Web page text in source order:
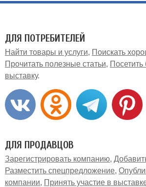
ДЛЯ ПОТРЕБИТЕЛЕЙ
Найти товары и услуги
Поискать
Прочитать полезные статьи
выставку
ДЛЯ ПРОДАВЦОВ
Зарегистрировать компанию
Разместить спецпредложение
компании
Принять участие в